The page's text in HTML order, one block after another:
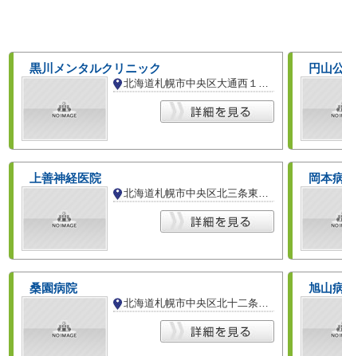
黒川メンタルクリニック
北海道札幌市中央区大通西１８丁目
円山
上善神経医院
北海道札幌市中央区北三条東２丁目
岡本
桑園病院
北海道札幌市中央区北十二条西１５丁目
旭山